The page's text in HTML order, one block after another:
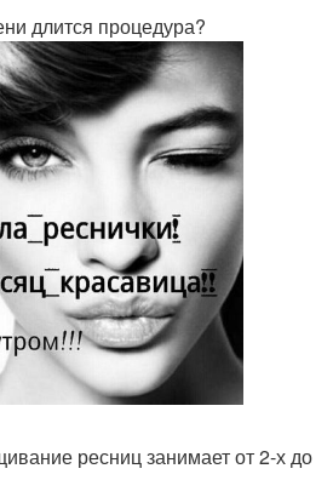
длится процедура?
ресниц занимает от 2-х до